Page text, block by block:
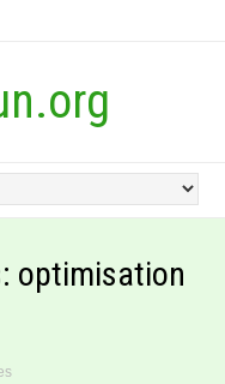
optimisation